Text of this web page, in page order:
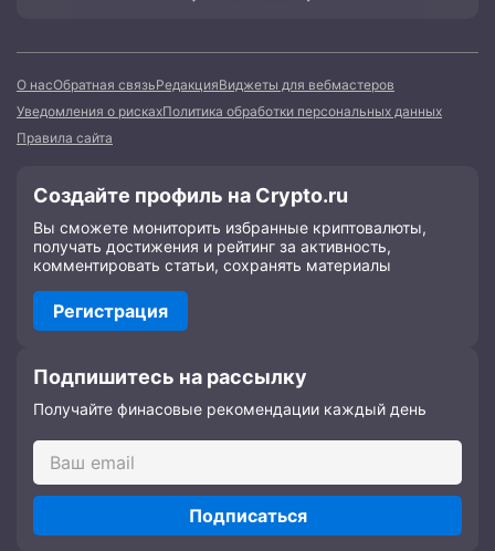
О насОбратная связьРедакцияВиджеты для вебмастеров
Уведомления о рискахПолитика обработки персональных данных
Правила сайта
Создайте профиль на Crypto.ru
Вы сможете мониторить избранные криптовалюты,
получать достижения и рейтинг за активность,
комментировать статьи, сохранять материалы
Регистрация
Подпишитесь на рассылку
Получайте финасовые рекомендации каждый день
Подписаться